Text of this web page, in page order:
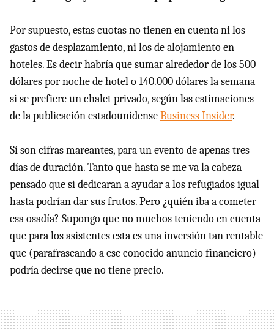
Por supuesto, estas cuotas no tienen en cuenta ni los
gastos de desplazamiento, ni los de alojamiento en
hoteles. Es decir habría que sumar alrededor de los 500
dólares por noche de hotel o 140.000 dólares la semana
si se prefiere un chalet privado, según las estimaciones
de la publicación estadounidenseBusiness Insider.
Sí son cifras mareantes, para un evento de apenas tres
días de duración. Tanto que hasta se me va la cabeza
pensado que si dedicaran a ayudar a los refugiados igual
hasta podrían dar sus frutos. Pero ¿quién iba a cometer
esa osadía? Supongo que no muchos teniendo en cuenta
que para los asistentes esta es una inversión tan rentable
que (parafraseando a ese conocido anuncio financiero)
podría decirse que no tiene precio.